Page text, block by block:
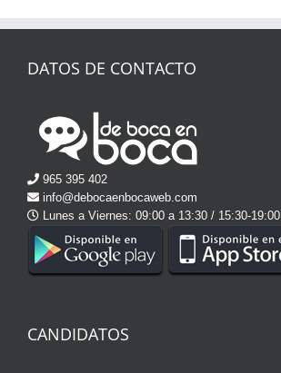
DATOS DE CONTACTO
965 395 402
info@debocaenbocaweb.com
Lunes a Viernes: 09:00 a 13:30 / 15:30-19:00
CANDIDATOS